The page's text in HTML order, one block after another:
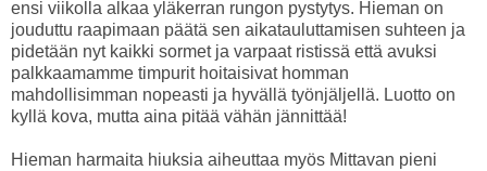
ensi viikolla alkaa yläkerran rungon pystytys. Hieman on
jouduttu raapimaan päätä sen aikatauluttamisen suhteen ja
pidetään nyt kaikki sormet ja varpaat ristissä että avuksi
palkkaamamme timpurit hoitaisivat homman
mahdollisimman nopeasti ja hyvällä työnjäljellä. Luotto on
kyllä kova, mutta aina pitää vähän jännittää!
Hieman harmaita hiuksia aiheuttaa myös Mittavan pieni